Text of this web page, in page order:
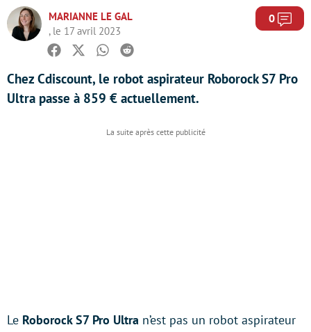
MARIANNE LE GAL
, le 17 avril 2023
0
Facebook
TwitterWhatsapp
Reddit
Chez Cdiscount, le robot aspirateur Roborock S7 Pro
Ultra passe à 859 € actuellement.
Le Roborock S7 Pro Ultra n’est pas un robot aspirateur